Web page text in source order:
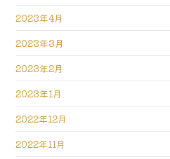
2023年4月
2023年3月
2023年2月
2023年1月
2022年12月
2022年11月